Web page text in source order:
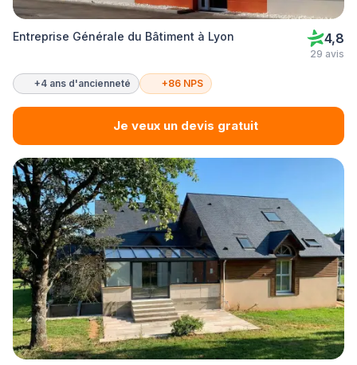
Entreprise Générale du Bâtiment à Lyon 4,8
29 avis
+4 ans d'ancienneté +86 NPS
Je veux un devis gratuit